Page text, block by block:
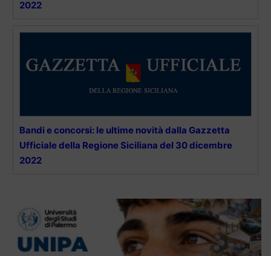
2022
Bandi e concorsi: le ultime novità dalla Gazzetta
Ufficiale della Regione Siciliana del 30 dicembre
2022